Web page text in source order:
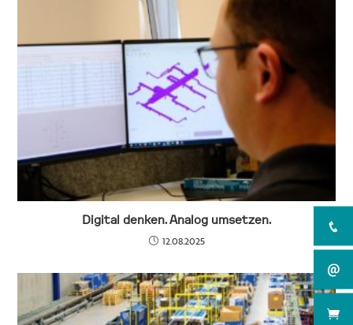
Digital denken. Analog umsetzen.
12.08.2025